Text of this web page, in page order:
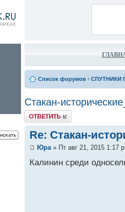
Список форумов ‹ СПУТНИКИ
Стакан-
Re: Стакан-
Юра» Пт авг 21, 2015 1:17
Калинин среди